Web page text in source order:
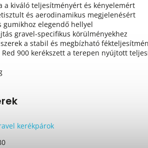
a kiváló teljesítményért és kényelemért
és aerodinamikus megjelenésért
gumikhoz elegendő hellyel
gravel-specifikus körülményekhez
a stabil és megbízható
900 kerékszett a terepen nyújtott
kerékpárok